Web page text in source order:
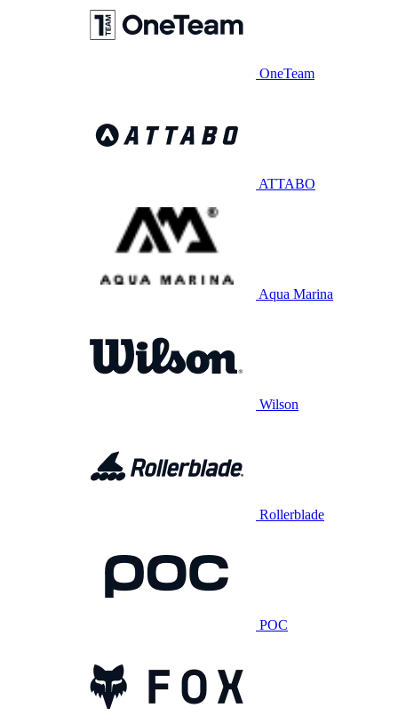
OneTeam
ATTABO
Aqua Marina
Wilson
Rollerblade
POC